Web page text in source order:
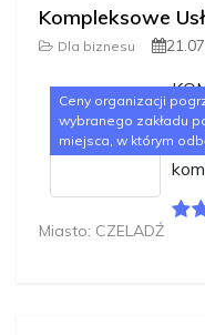
Kompleksowe
Dla biznesu
Ceny organizacji
wybranego zakładu
miejsca, w którym
Miasto: CZELADŹ